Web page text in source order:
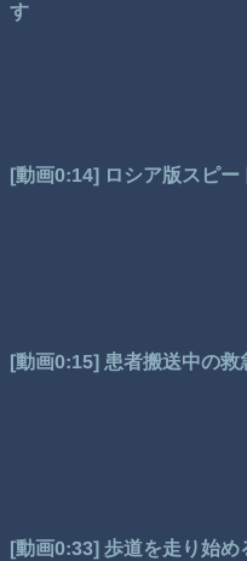
す
[動画0:14] ロシア版スピ
[動画0:15] 患者搬送中の
[動画0:33] 歩道を走り始